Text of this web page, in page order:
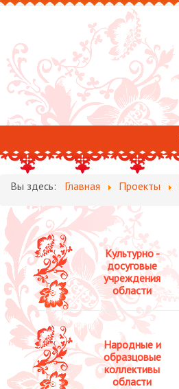
Вы здесь: Главная Проекты
Культурно -
досуговые
учреждения
области
Народные и
образцовые
коллективы
области